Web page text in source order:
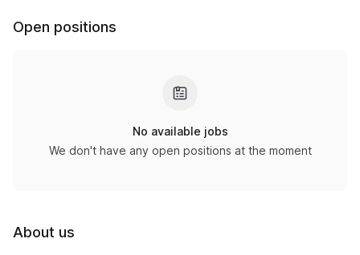
Open positions
No available jobs
We don't have any open positions at the moment
About us